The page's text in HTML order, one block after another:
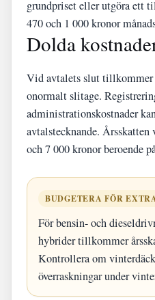
grundpriset eller utgöra ett
470 och 1 000 kronor
Dolda
Vid avtalets slut
onormalt slitage.
administrationskostnader
avtalstecknande.
och 7 000 kronor beroende
BUDGETERA FÖR
För bensin- och
hybrider tillkommer
Kontrollera om
överraskningar under